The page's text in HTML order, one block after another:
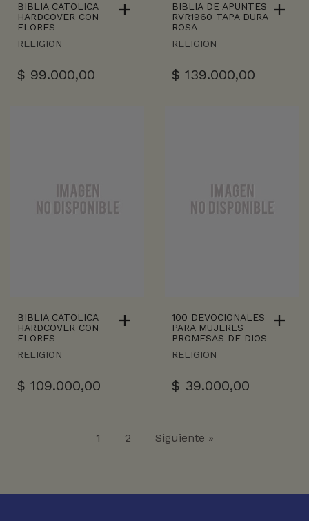
BIBLIA CATOLICA
HARDCOVER CON
FLORES
RELIGION
$ 99.000,00
BIBLIA DE APUNTES
RVR1960 TAPA DURA
ROSA
RELIGION
$ 139.000,00
BIBLIA CATOLICA
HARDCOVER CON
FLORES
RELIGION
$ 109.000,00
100 DEVOCIONALES
PARA MUJERES
PROMESAS DE DIOS
RELIGION
$ 39.000,00
1 2 Siguiente »